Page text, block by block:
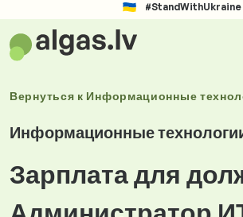
#StandWithUkraine
Вернуться к Информационные
Информационные
Зарплата для